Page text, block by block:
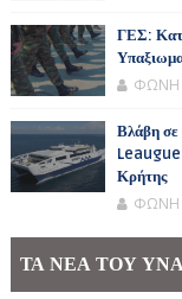
ΓΕΣ:
ΦΩΝΗ
Βλάβη σε
Leaugue
Κρήτης
ΦΩΝΗ
ΤΑ ΝΕΑ ΤΟΥ